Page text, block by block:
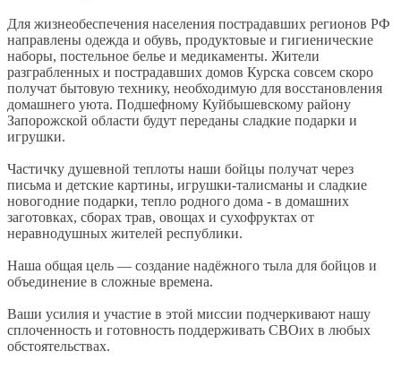
Для жизнеобеспечения населения пострадавших регионов РФ
направлены одежда и обувь, продуктовые и гигиенические
наборы, постельное белье и медикаменты. Жители
разграбленных и пострадавших домов Курска совсем скоро
получат бытовую технику, необходимую для восстановления
домашнего уюта. Подшефному Куйбышевскому району
Запорожской области будут переданы сладкие подарки и
игрушки.
Частичку душевной теплоты наши бойцы получат через
письма и детские картины, игрушки-талисманы и сладкие
новогодние подарки, тепло родного дома - в домашних
заготовках, сборах трав, овощах и сухофруктах от
неравнодушных жителей республики.
Наша общая цель — создание надёжного тыла для бойцов и
объединение в сложные времена.
Ваши усилия и участие в этой миссии подчеркивают нашу
сплоченность и готовность поддерживать СВОих в любых
обстоятельствах.